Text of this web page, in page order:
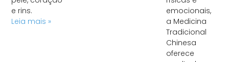
e rins.
Leia mais »
emocionais,
a Medicina
Tradicional
Chinesa
oferece